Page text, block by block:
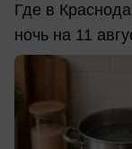
Где в
ночь на 11